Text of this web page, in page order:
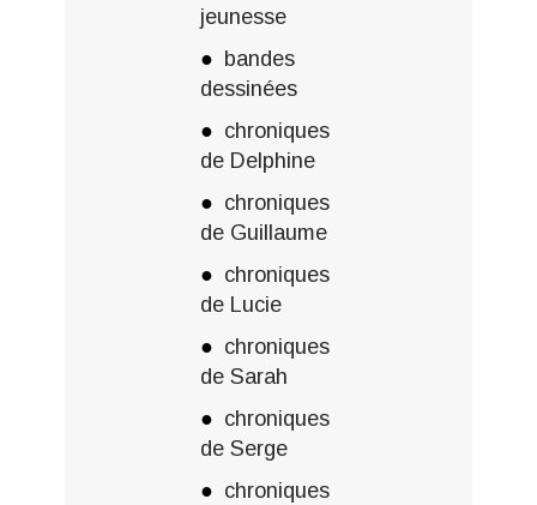
jeunesse
bandes
dessinées
chroniques
de Delphine
chroniques
de Guillaume
chroniques
de Lucie
chroniques
de Sarah
chroniques
de Serge
chroniques